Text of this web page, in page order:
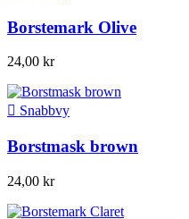
Borstemark Olive
24,00 kr
 Snabbvy
Borstmask brown
24,00 kr